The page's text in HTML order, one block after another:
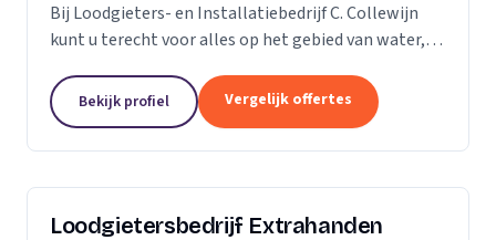
Bij Loodgieters- en Installatiebedrijf C. Collewijn
kunt u terecht voor alles op het gebied van water,
zinkwerken. Voor vakkundig installeren,...
Bekijk profiel Vergelijk offertes
Loodgietersbedrijf Extrahanden